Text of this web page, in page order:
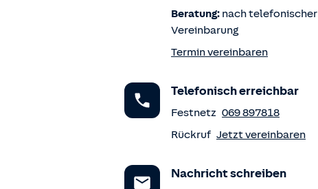
Beratung: nach telefonischer
Vereinbarung
Termin vereinbaren
Telefonisch erreichbar
Festnetz 069 897818
Rückruf Jetzt vereinbaren
Nachricht schreiben